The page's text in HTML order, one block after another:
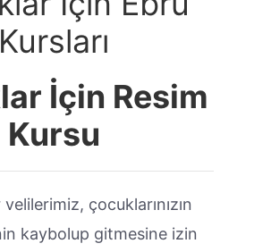
Kursları
İçin Resim
Kursu
çocuklarınızın
kaybolup gitmesine izin